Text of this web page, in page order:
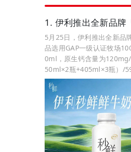
1. 伊利推出全新品牌
5月25日，伊利推出全新品
品选用GAP一级认证牧场
0ml，原生钙含量为
50ml×2瓶+405ml×3瓶）/